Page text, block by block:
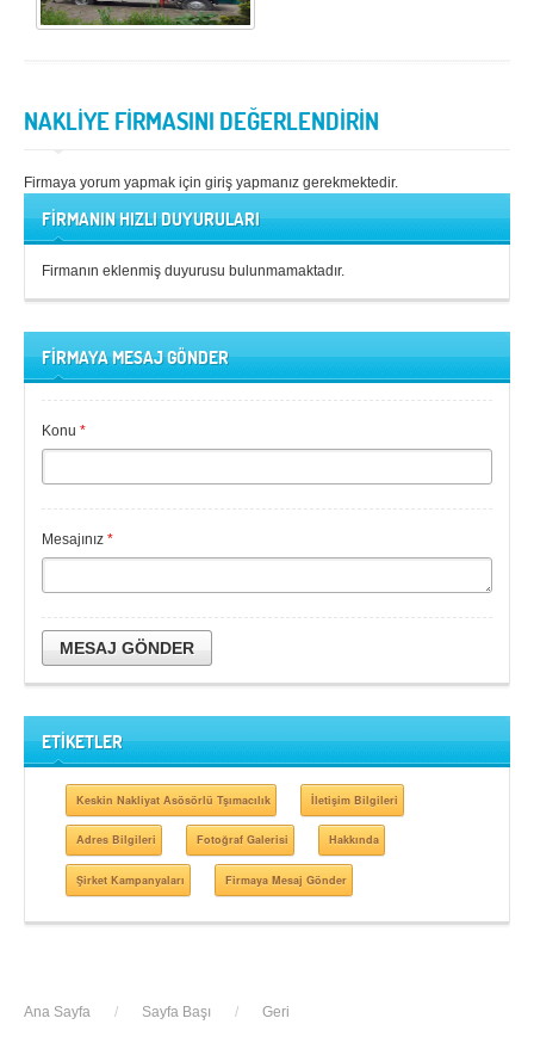
NAKLİYE FİRMASINI DEĞERLENDİRİN
Firmaya yorum yapmak için giriş yapmanız gerekmektedir.
FİRMANIN HIZLI DUYURULARI
Firmanın eklenmiş duyurusu bulunmamaktadır.
FİRMAYA MESAJ GÖNDER
Konu *
Mesajınız *
MESAJ GÖNDER
ETİKETLER
Keskin Nakliyat Asösörlü Tşımacılık İletişim Bilgileri
Adres Bilgileri Fotoğraf Galerisi Hakkında
Şirket Kampanyaları Firmaya Mesaj Gönder
Ana Sayfa / Sayfa Başı / Geri